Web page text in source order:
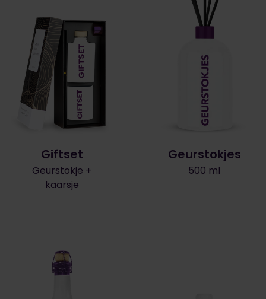
Giftset
Geurstokje +
kaarsje
Geurstokjes
500 ml